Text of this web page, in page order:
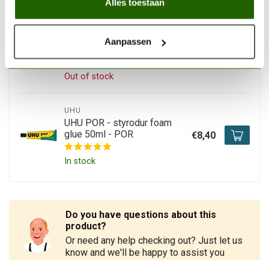
Alles toestaan
Aanpassen
SUPERMAGNETE
Rare Earth Magnets for
miniatures - 50x - S-05-02-
Out of stock
UHU
UHU POR - styrodur foam
glue 50ml - POR
In stock
€8,40
Do you have questions about this
product?
Or need any help checking out? Just let us
know and we'll be happy to assist you